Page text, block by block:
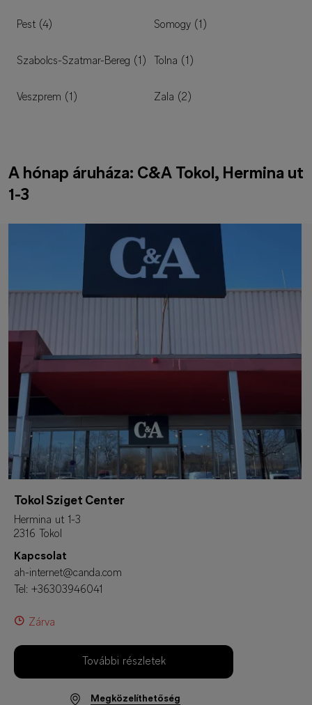
Pest (4) Somogy (1)
Szabolcs-Szatmar-Bereg (1) Tolna (1)
Veszprem (1) Zala (2)
A hónap áruháza: C&A Tokol, Hermina ut
1-3
Tokol Sziget Center
Hermina ut 1-3
2316 Tokol
Kapcsolat
ah-internet@canda.com
Tel: +36303946041
Zárva
További részletek
Megközelíthetőség